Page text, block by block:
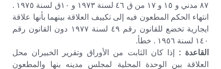
٨٧ مدني و ١٥ و ١٧ من ق ٤٦ لسنة ١٩٧٣ و ١٠ق لسنة ١٩٧٥ .
انتهاء الحكم المطعون فيه إلى تكييف العلاقة بينهما بأنها علاقة
ايجارية تخضع للقانون رقم ٤٩ لسنة ١٩٧٧ دون القانون رقم
١٤٠ لسنة ١٩٥٦ . خطأ.
القاعدة : إذا كان الثابت من الأوراق وتقرير الخبيران محل
العلاقة بين الوحدة المحلية لمجلس مدينه بنها والمطعون